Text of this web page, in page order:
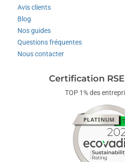
Avis clients
Blog
Nos guides
Questions fréquentes
Nous contacter
Certification
TOP 1% des